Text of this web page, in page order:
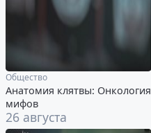
Общество
Анатомия клятвы: Онкология
мифов
26 августа